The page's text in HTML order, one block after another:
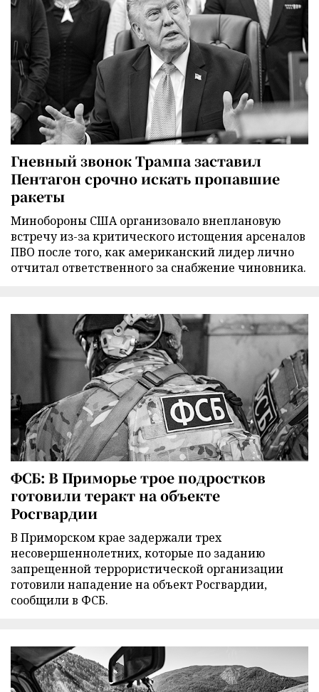
Гневный звонок Трампа заставил
Пентагон срочно искать пропавшие
ракеты
Минобороны США организовало внеплановую
встречу из-за критического истощения арсеналов
ПВО после того, как американский лидер лично
отчитал ответственного за снабжение чиновника.
ФСБ: В Приморье трое подростков
готовили теракт на объекте
Росгвардии
В Приморском крае задержали трех
несовершеннолетних, которые по заданию
запрещенной террористической организации
готовили нападение на объект Росгвардии,
сообщили в ФСБ.